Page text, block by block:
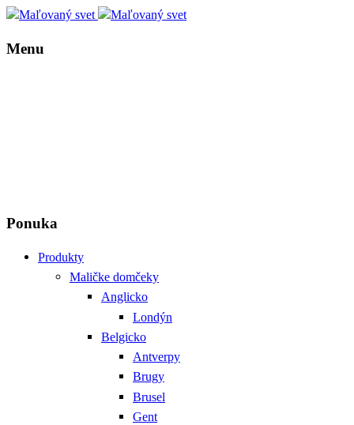
Menu
Ponuka
Produkty
Maličke domčeky
Anglicko
Londýn
Belgicko
Antverpy
Brugy
Brusel
Gent